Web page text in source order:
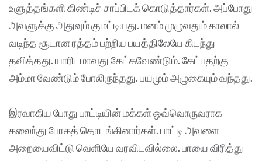
உளுத்தங்களி கிண்டிச் சாப்பிடக் கொடுத்தார்கள். அப்போது
அவளுக்கு அதுவும் குமட்டியது. மனம் முழுவதும் காலால்
வடிந்த சூடான ரத்தம் பற்றிய பயத்திலேயே கிடந்து
தவித்தது. யாரிடமாவது கேட்கவேண்டும். கேட்பதற்கு
அம்மா வேண்டும் போலிருந்தது. பயமும் அழுகையும் வந்தது.
இரவாகிய போது பாட்டியின் மக்கள் ஒவ்வொருவராக
கலைந்து போகத் தொடங்கினார்கள். பாட்டி அவளை
அறையைவிட்டு வெளியே வரவிடவில்லை. பாயை விரித்து